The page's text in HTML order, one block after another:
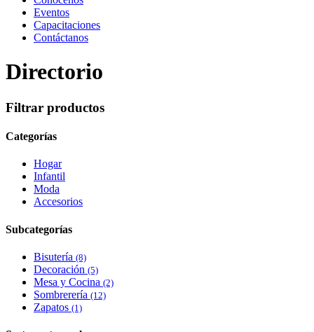
Eventos
Capacitaciones
Contáctanos
Directorio
Filtrar productos
Categorías
Hogar
Infantil
Moda
Accesorios
Subcategorías
Bisutería (8)
Decoración (5)
Mesa y Cocina (2)
Sombrerería (12)
Zapatos (1)